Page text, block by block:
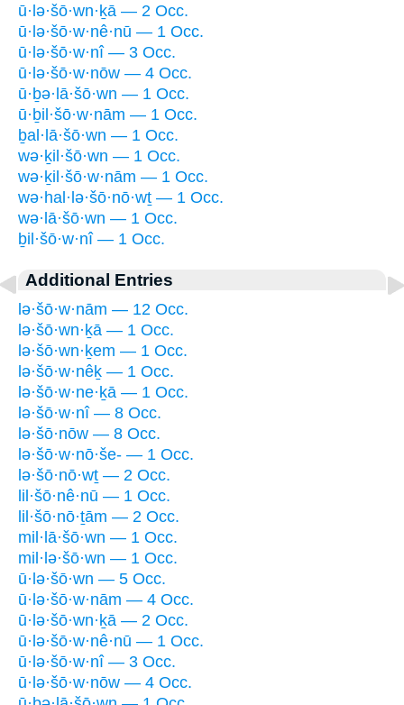
ū·lə·šō·wn·ḵā — 2 Occ.
ū·lə·šō·w·nê·nū — 1 Occ.
ū·lə·šō·w·nî — 3 Occ.
ū·lə·šō·w·nōw — 4 Occ.
ū·ḇə·lā·šō·wn — 1 Occ.
ū·ḇil·šō·w·nām — 1 Occ.
ḇal·lā·šō·wn — 1 Occ.
wə·ḵil·šō·wn — 1 Occ.
wə·ḵil·šō·w·nām — 1 Occ.
wə·hal·lə·šō·nō·wṯ — 1 Occ.
wə·lā·šō·wn — 1 Occ.
ḇil·šō·w·nî — 1 Occ.
Additional Entries
lə·šō·w·nām — 12 Occ.
lə·šō·wn·ḵā — 1 Occ.
lə·šō·wn·ḵem — 1 Occ.
lə·šō·w·nêḵ — 1 Occ.
lə·šō·w·ne·ḵā — 1 Occ.
lə·šō·w·nî — 8 Occ.
lə·šō·nōw — 8 Occ.
lə·šō·w·nō·še- — 1 Occ.
lə·šō·nō·wṯ — 2 Occ.
lil·šō·nê·nū — 1 Occ.
lil·šō·nō·ṯām — 2 Occ.
mil·lā·šō·wn — 1 Occ.
mil·lə·šō·wn — 1 Occ.
ū·lə·šō·wn — 5 Occ.
ū·lə·šō·w·nām — 4 Occ.
ū·lə·šō·wn·ḵā — 2 Occ.
ū·lə·šō·w·nê·nū — 1 Occ.
ū·lə·šō·w·nî — 3 Occ.
ū·lə·šō·w·nōw — 4 Occ.